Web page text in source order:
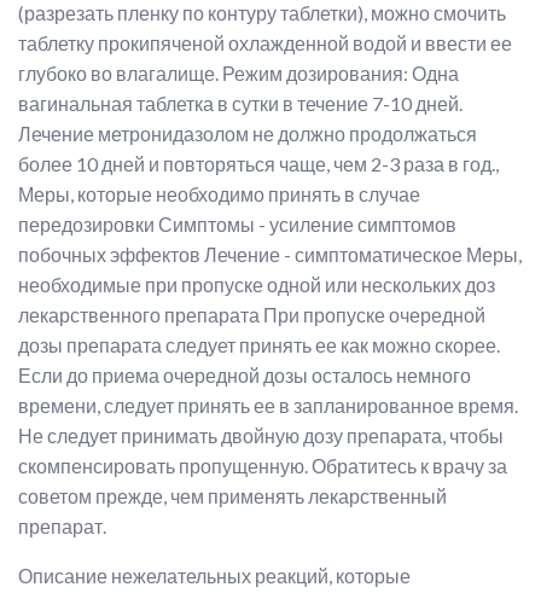
(разрезать пленку по контуру таблетки), можно смочить
таблетку прокипяченой охлажденной водой и ввести ее
глубоко во влагалище. Режим дозирования: Одна
вагинальная таблетка в сутки в течение 7-10 дней.
Лечение метронидазолом не должно продолжаться
более 10 дней и повторяться чаще, чем 2-3 раза в год.,
Меры, которые необходимо принять в случае
передозировки Симптомы - усиление симптомов
побочных эффектов Лечение - симптоматическое Меры,
необходимые при пропуске одной или нескольких доз
лекарственного препарата При пропуске очередной
дозы препарата следует принять ее как можно скорее.
Если до приема очередной дозы осталось немного
времени, следует принять ее в запланированное время.
Не следует принимать двойную дозу препарата, чтобы
скомпенсировать пропущенную. Обратитесь к врачу за
советом прежде, чем применять лекарственный
препарат.
Описание нежелательных реакций, которые